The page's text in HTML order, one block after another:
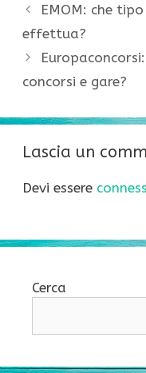
EMOM: che
effettua?
concorsi e gare?
Lascia un
Devi essere
Cerca